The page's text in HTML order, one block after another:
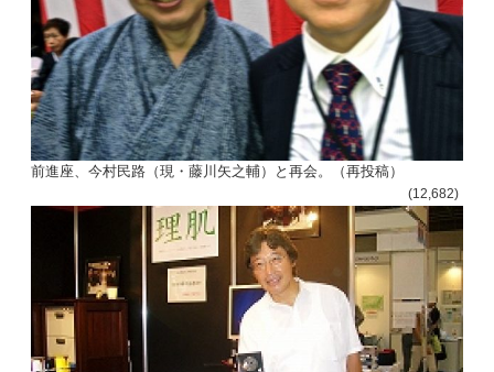
前進座、今村民路（現・藤川矢之輔）と再会。（再投稿）
(12,682)